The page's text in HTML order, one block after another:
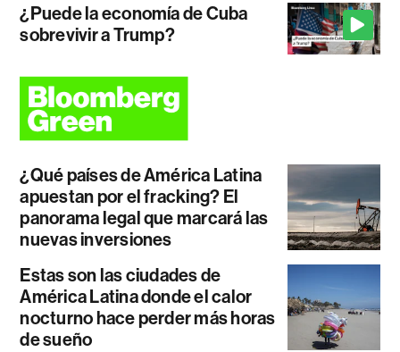
¿Puede la economía de Cuba
sobrevivir a Trump?
¿Qué países de América Latina
apuestan por el fracking? El
panorama legal que marcará las
nuevas inversiones
Estas son las ciudades de
América Latina donde el calor
nocturno hace perder más horas
de sueño